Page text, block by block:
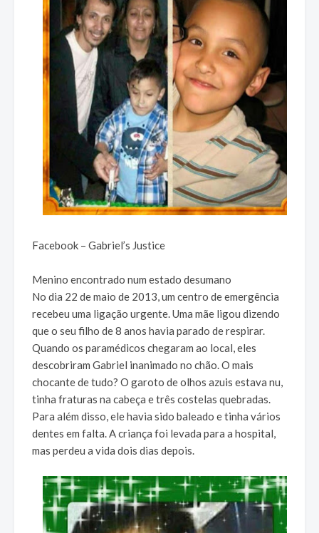
Facebook – Gabriel’s Justice
Menino encontrado num estado desumano
No dia 22 de maio de 2013, um centro de emergência
recebeu uma ligação urgente. Uma mãe ligou dizendo
que o seu filho de 8 anos havia parado de respirar.
Quando os paramédicos chegaram ao local, eles
descobriram Gabriel inanimado no chão. O mais
chocante de tudo? O garoto de olhos azuis estava nu,
tinha fraturas na cabeça e três costelas quebradas.
Para além disso, ele havia sido baleado e tinha vários
dentes em falta. A criança foi levada para a hospital,
mas perdeu a vida dois dias depois.